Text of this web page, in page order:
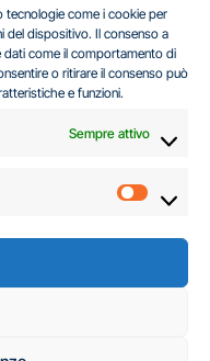
tecnologie come i cookie per
del dispositivo. Il consenso a
come il comportamento di
o ritirare il consenso può
e funzioni.
Sempre attivo
i diritti riservati
Italus